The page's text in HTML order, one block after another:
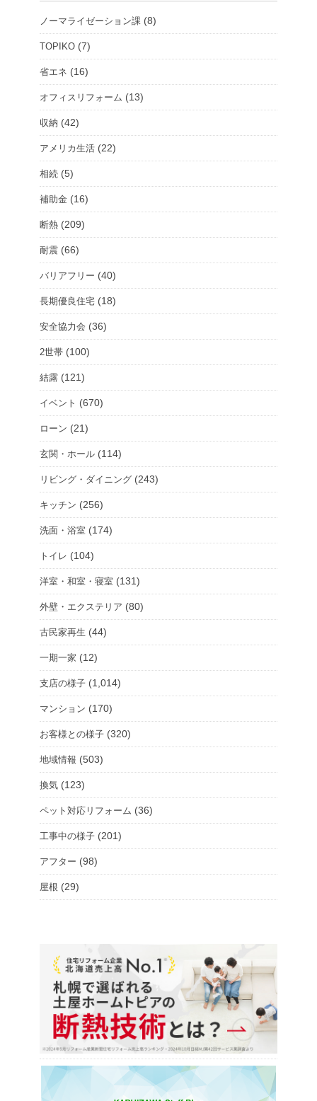
ル
ー
を
選
択
ノーマライゼーション課 (8)
TOPIKO (7)
省エネ (16)
オフィスリフォーム (13)
収納 (42)
アメリカ生活 (22)
相続 (5)
補助金 (16)
断熱 (209)
耐震 (66)
バリアフリー (40)
長期優良住宅 (18)
安全協力会 (36)
2世帯 (100)
結露 (121)
イベント (670)
ローン (21)
玄関・ホール (114)
リビング・ダイニング (243)
キッチン (256)
洗面・浴室 (174)
トイレ (104)
洋室・和室・寝室 (131)
外壁・エクステリア (80)
古民家再生 (44)
一期一家 (12)
支店の様子 (1,014)
マンション (170)
お客様との様子 (320)
地域情報 (503)
換気 (123)
ペット対応リフォーム (36)
工事中の様子 (201)
アフター (98)
屋根 (29)